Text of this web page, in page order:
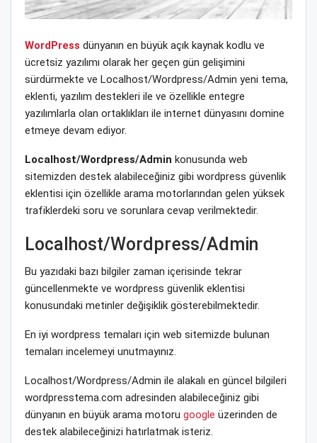
WordPress dünyanın en büyük açık kaynak kodlu ve
ücretsiz yazılımı olarak her geçen gün gelişimini
sürdürmekte ve Localhost/Wordpress/Admin yeni tema,
eklenti, yazılım destekleri ile ve özellikle entegre
yazılımlarla olan ortaklıkları ile internet dünyasını domine
etmeye devam ediyor.
Localhost/Wordpress/Admin konusunda web
sitemizden destek alabileceğiniz gibi wordpress güvenlik
eklentisi için özellikle arama motorlarından gelen yüksek
trafiklerdeki soru ve sorunlara cevap verilmektedir.
Localhost/Wordpress/Admin
Bu yazıdaki bazı bilgiler zaman içerisinde tekrar
güncellenmekte ve wordpress güvenlik eklentisi
konusundaki metinler değişiklik gösterebilmektedir.
En iyi wordpress temaları için web sitemizde bulunan
temaları incelemeyi unutmayınız.
Localhost/Wordpress/Admin ile alakalı en güncel bilgileri
wordpresstema.com adresinden alabileceğiniz gibi
dünyanın en büyük arama motoru google üzerinden de
destek alabileceğinizi hatırlatmak isteriz.